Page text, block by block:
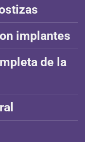
implantes
de la